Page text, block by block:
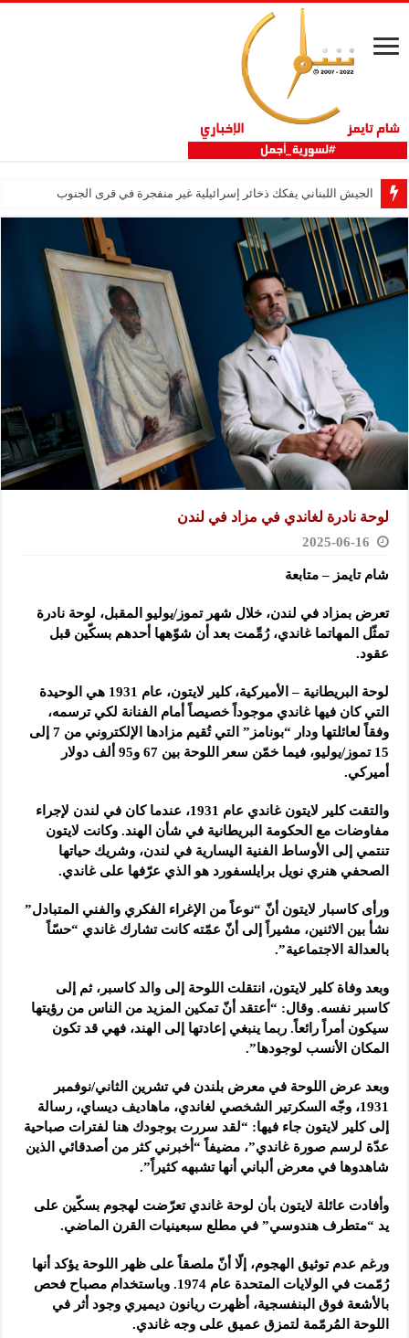
الجيش اللبناني يفكك ذخائر إسرائيلية غير منفجرة في قرى الجنوب
لوحة نادرة لغاندي في مزاد في لندن
2025-06-16
شام تايمز – متابعة
تعرض بمزاد في لندن، خلال شهر تموز/يوليو المقبل، لوحة نادرة
تمثّل المهاتما غاندي، رُمِّمت بعد أن شوّهها أحدهم بسكّين قبل
عقود.
لوحة البريطانية – الأميركية، كلير لايتون، عام 1931 هي الوحيدة
التي كان فيها غاندي موجوداً خصيصاً أمام الفنانة لكي ترسمه،
وفقاً لعائلتها ودار “بونامز” التي تُقيم مزادها الإلكتروني من 7 إلى
15 تموز/يوليو، فيما خمّن سعر اللوحة بين 67 و95 ألف دولار
أميركي.
والتقت كلير لايتون غاندي عام 1931، عندما كان في لندن لإجراء
مفاوضات مع الحكومة البريطانية في شأن الهند. وكانت لايتون
تنتمي إلى الأوساط الفنية اليسارية في لندن، وشريك حياتها
الصحفي هنري نويل برايلسفورد هو الذي عرّفها على غاندي.
ورأى كاسبار لايتون أنّ “نوعاً من الإغراء الفكري والفني المتبادل”
نشأ بين الاثنين، مشيراً إلى أنّ عمّته كانت تشارك غاندي “حسّاً
بالعدالة الاجتماعية”.
وبعد وفاة كلير لايتون، انتقلت اللوحة إلى والد كاسبر، ثم إلى
كاسبر نفسه. وقال: “أعتقد أنّ تمكين المزيد من الناس من رؤيتها
سيكون أمراً رائعاً. ربما ينبغي إعادتها إلى الهند، فهي قد تكون
المكان الأنسب لوجودها”.
وبعد عرض اللوحة في معرض بلندن في تشرين الثاني/نوفمبر
1931، وجّه السكرتير الشخصي لغاندي، ماهاديف ديساي، رسالة
إلى كلير لايتون جاء فيها: “لقد سررت بوجودك هنا لفترات صباحية
عدّة لرسم صورة غاندي”، مضيفاً “أخبرني كثر من أصدقائي الذين
شاهدوها في معرض ألباني أنها تشبهه كثيراً”.
وأفادت عائلة لايتون بأن لوحة غاندي تعرّضت لهجوم بسكّين على
يد “متطرف هندوسي” في مطلع سبعينيات القرن الماضي.
ورغم عدم توثيق الهجوم، إلّا أنّ ملصقاً على ظهر اللوحة يؤكد أنها
رُمّمت في الولايات المتحدة عام 1974. وباستخدام مصباح فحص
بالأشعة فوق البنفسجية، أظهرت ريانون ديميري وجود أثر في
اللوحة المُرمّمة لتمزق عميق على وجه غاندي.